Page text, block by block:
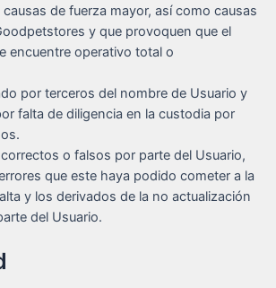
de fuerza mayor, así como causas
y que provoquen que el
encuentre operativo total o
por terceros del nombre de Usuario y
falta de diligencia en la custodia por
o falsos por parte del Usuario,
que este haya podido cometer a la
y los derivados de la no actualización
del Usuario.